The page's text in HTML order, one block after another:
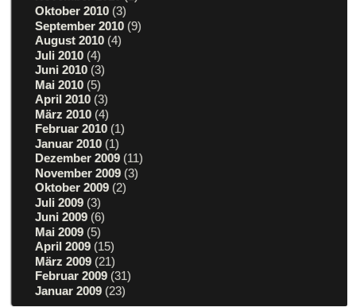
Oktober 2010 (3)
September 2010 (9)
August 2010 (4)
Juli 2010 (4)
Juni 2010 (3)
Mai 2010 (5)
April 2010 (3)
März 2010 (4)
Februar 2010 (1)
Januar 2010 (1)
Dezember 2009 (11)
November 2009 (3)
Oktober 2009 (2)
Juli 2009 (3)
Juni 2009 (6)
Mai 2009 (5)
April 2009 (15)
März 2009 (21)
Februar 2009 (31)
Januar 2009 (23)